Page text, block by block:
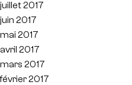
juillet 2017
juin 2017
mai 2017
avril 2017
mars 2017
février 2017